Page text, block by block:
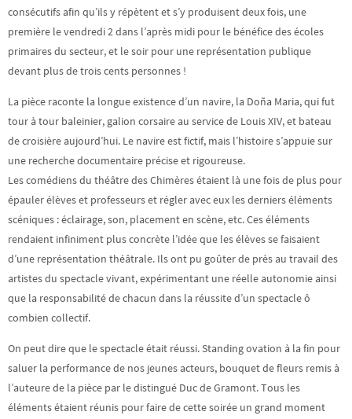
consécutifs afin qu’ils y répètent et s’y produisent deux fois, une
première le vendredi 2 dans l’après midi pour le bénéfice des écoles
primaires du secteur, et le soir pour une représentation publique
devant plus de trois cents personnes !
La pièce raconte la longue existence d’un navire, la Doña Maria, qui fut
tour à tour baleinier, galion corsaire au service de Louis XIV, et bateau
de croisière aujourd’hui. Le navire est fictif, mais l’histoire s’appuie sur
une recherche documentaire précise et rigoureuse.
Les comédiens du théâtre des Chimères étaient là une fois de plus pour
épauler élèves et professeurs et régler avec eux les derniers éléments
scéniques : éclairage, son, placement en scène, etc. Ces éléments
rendaient infiniment plus concrète l’idée que les élèves se faisaient
d’une représentation théâtrale. Ils ont pu goûter de près au travail des
artistes du spectacle vivant, expérimentant une réelle autonomie ainsi
que la responsabilité de chacun dans la réussite d’un spectacle ô
combien collectif.
On peut dire que le spectacle était réussi. Standing ovation à la fin pour
saluer la performance de nos jeunes acteurs, bouquet de fleurs remis à
l’auteure de la pièce par le distingué Duc de Gramont. Tous les
éléments étaient réunis pour faire de cette soirée un grand moment